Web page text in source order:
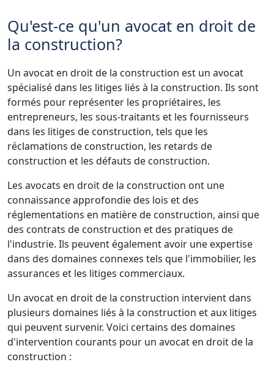
Qu'est-ce qu'un avocat en droit de
la construction?
Un avocat en droit de la construction est un avocat
spécialisé dans les litiges liés à la construction. Ils sont
formés pour représenter les propriétaires, les
entrepreneurs, les sous-traitants et les fournisseurs
dans les litiges de construction, tels que les
réclamations de construction, les retards de
construction et les défauts de construction.
Les avocats en droit de la construction ont une
connaissance approfondie des lois et des
réglementations en matière de construction, ainsi que
des contrats de construction et des pratiques de
l'industrie. Ils peuvent également avoir une expertise
dans des domaines connexes tels que l'immobilier, les
assurances et les litiges commerciaux.
Un avocat en droit de la construction intervient dans
plusieurs domaines liés à la construction et aux litiges
qui peuvent survenir. Voici certains des domaines
d'intervention courants pour un avocat en droit de la
construction :